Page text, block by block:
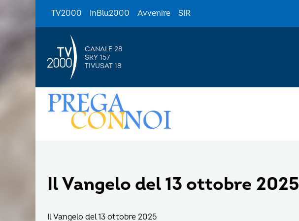
TV2000 InBlu2000 Avvenire SIR
CANALE 28
SKY 157
TIVUSAT 18
Il Vangelo del 13 ottobre 2025
Il Vangelo del 13 ottobre 2025